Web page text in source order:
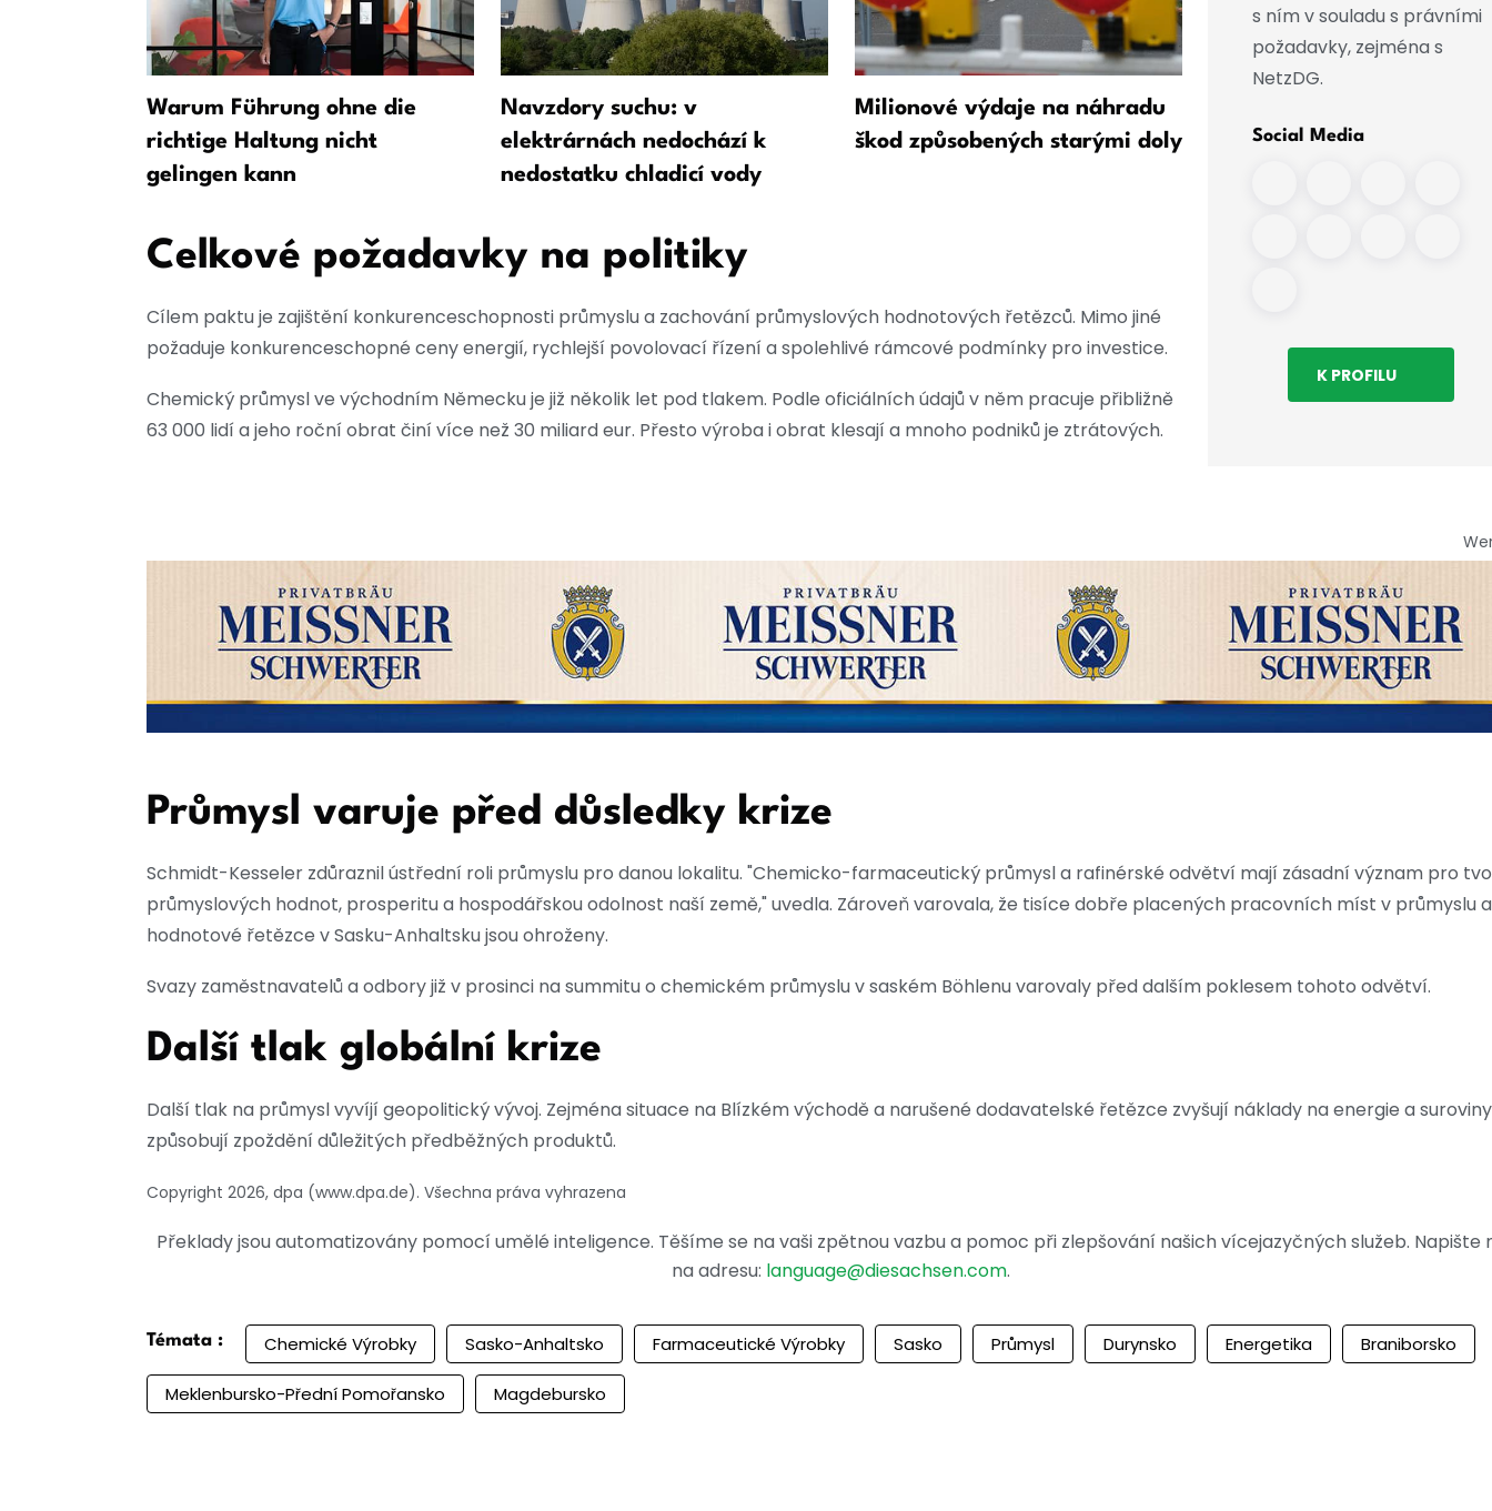
Warum Führung ohne die
richtige Haltung nicht
gelingen kann
Navzdory suchu: v
elektrárnách nedochází k
nedostatku chladicí vody
Milionové výdaje na náhradu
škod způsobených starými doly
bude zabývat výzkumem
Celkové požadavky na politiky
Cílem paktu je zajištění konkurenceschopnosti průmyslu a zachování průmyslových hodnotových řetězců. Mimo jiné
požaduje konkurenceschopné ceny energií, rychlejší povolovací řízení a spolehlivé rámcové podmínky pro investice.
Chemický průmysl ve východním Německu je již několik let pod tlakem. Podle oficiálních údajů v něm pracuje přibližně
63 000 lidí a jeho roční obrat činí více než 30 miliard eur. Přesto výroba i obrat klesají a mnoho podniků je ztrátových.
s ním v souladu s právními
požadavky, zejména s
NetzDG.
Social Media
K PROFILU
Průmysl varuje před důsledky krize
Schmidt-Kesseler zdůraznil ústřední roli průmyslu pro danou lokalitu. "Chemicko-farmaceutický průmysl a rafinérské odvětví mají zásadní význam pro
průmyslových hodnot, prosperitu a hospodářskou odolnost naší země," uvedla. Zároveň varovala, že tisíce dobře placených pracovních míst v průmyslu
hodnotové řetězce v Sasku-Anhaltsku jsou ohroženy.
Svazy zaměstnavatelů a odbory již v prosinci na summitu o chemickém průmyslu v saském Böhlenu varovaly před dalším poklesem tohoto odvětví.
Další tlak globální krize
Další tlak na průmysl vyvíjí geopolitický vývoj. Zejména situace na Blízkém východě a narušené dodavatelské řetězce zvyšují náklady na energie a
způsobují zpoždění důležitých předběžných produktů.
Copyright 2026, dpa (www.dpa.de). Všechna práva vyhrazena
Překlady jsou automatizovány pomocí umělé inteligence. Těšíme se na vaši zpětnou vazbu a pomoc při zlepšování našich vícejazyčných služeb. Napište
na adresu: language@diesachsen.com.
Témata : Chemické Výrobky Sasko-Anhaltsko Farmaceutické Výrobky Sasko Průmysl Durynsko Energetika Braniborsko
Meklenbursko-Přední Pomořansko Magdebursko